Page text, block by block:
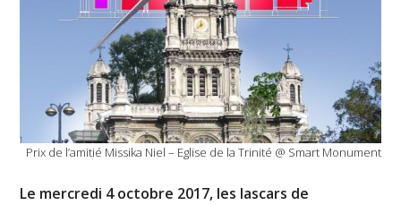
Prix de l’amitié Missika Niel – Eglise de la Trinité @ Smart Monument
Le mercredi 4 octobre 2017, les lascars de